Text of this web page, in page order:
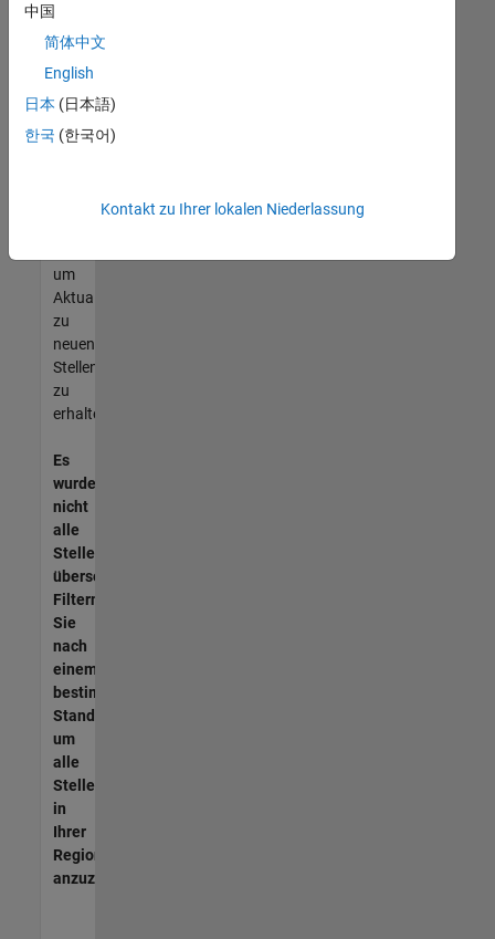
können,
die
Ihren
entsprechen,
werden
unseres
um
Aktualisierungen
zu
neuen
Stellenangeboten
zu
erhalten.
Es
wurden
nicht
alle
Stellen
übersetzt.
Filtern
Sie
nach
einem
bestimmten
Standort,
um
alle
Stellenangebote
in
Ihrer
Region
anzuzeigen.
中国
简体中文
English
日本 (日本語)
한국 (한국어)
Kontakt zu Ihrer lokalen Niederlassung